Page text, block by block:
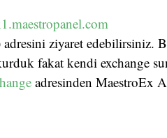
adresini ziyaret edebilirsiniz.
fakat kendi exchange
adresinden MaestroEx